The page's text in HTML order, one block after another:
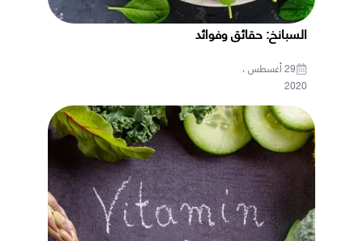
السبانخ: حقائق وفوائد
29 أغسطس ،
2020